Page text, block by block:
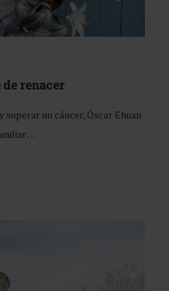
renacer
un cáncer, Óscar Ehuan
…